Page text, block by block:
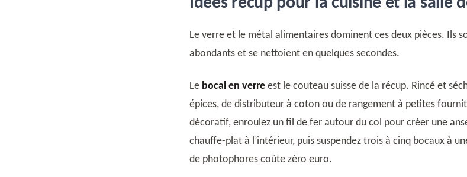
Le verre et le métal alimentaires dominent ces deux pièces. Ils
abondants et se nettoient en quelques secondes.
Le bocal en verre est le couteau suisse de la récup. Rincé et
épices, de distributeur à coton ou de rangement à petites
décoratif, enroulez un fil de fer autour du col pour créer une
chauffe-plat à l’intérieur, puis suspendez trois à cinq bocaux à
de photophores coûte zéro euro.